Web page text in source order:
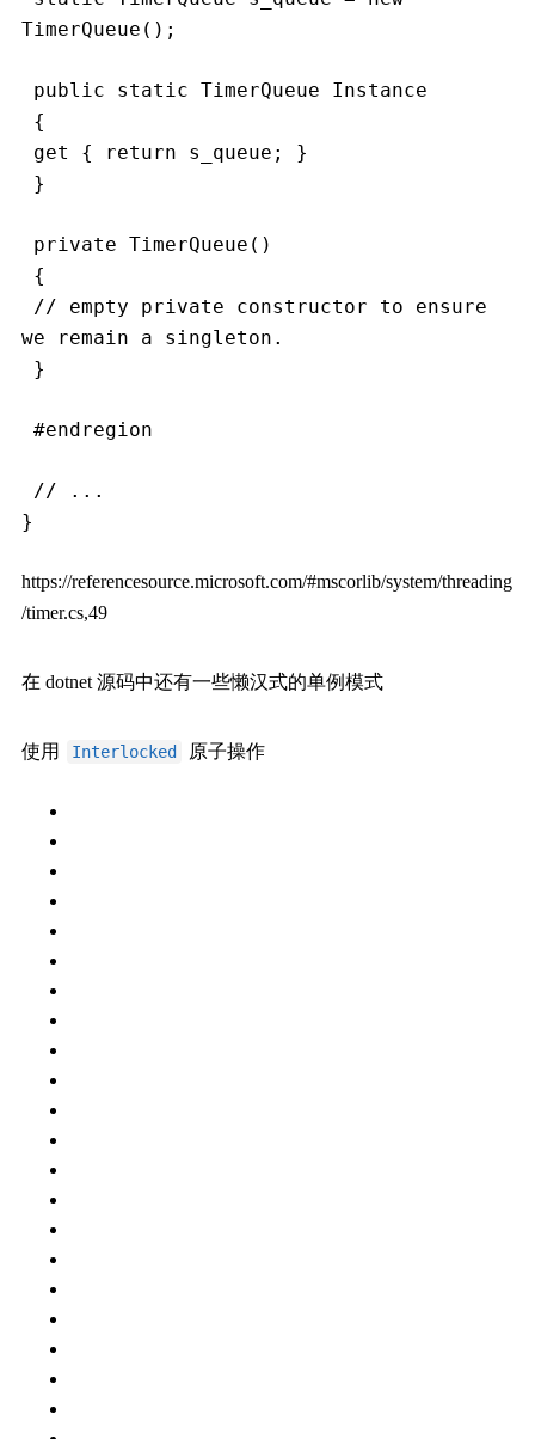
TimerQueue();
public static TimerQueue Instance
{
get { return s_queue; }
}
private TimerQueue()
{
we remain a singleton.
}
#endregion
// ...
}
https://referencesource.microsoft.com/#mscorlib/system/threading
/timer.cs,49
在 dotnet 源码中还有一些懒汉式的单例模式
使用 Interlocked 原子操作